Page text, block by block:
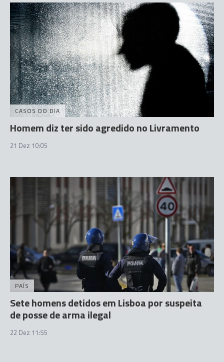
CASOS DO DIA
Homem diz ter sido agredido no Livramento
21 Dez 10:05
PAÍS
Sete homens detidos em Lisboa por suspeita
de posse de arma ilegal
22 Dez 11:55